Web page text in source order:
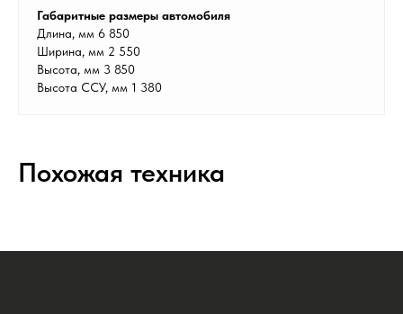
Габаритные размеры автомобиля
Длина, мм 6 850
Ширина, мм 2 550
Высота, мм 3 850
Высота ССУ, мм 1 380
Похожая техника